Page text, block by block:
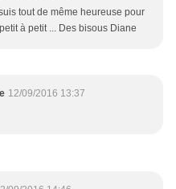
tout de même heureuse pour
à petit ... Des bisous Diane
12/09/2016 13:37